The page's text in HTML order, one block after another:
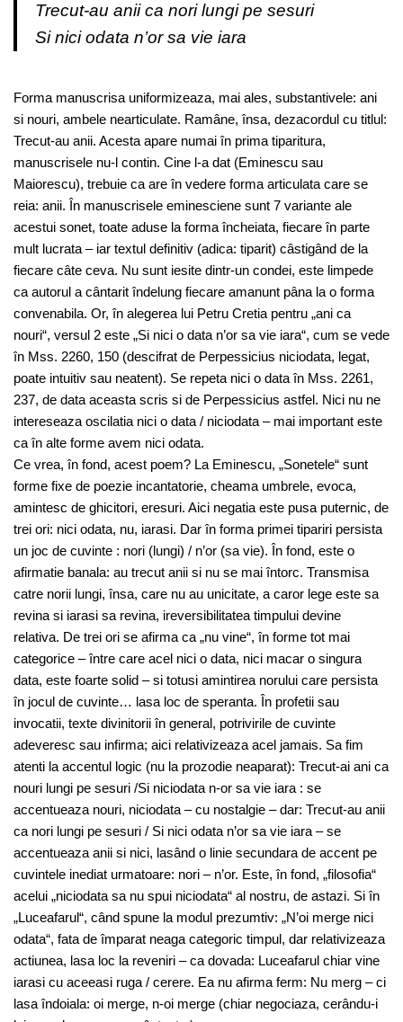
Trecut-au anii ca nori lungi pe sesuri
Si nici odata n’or sa vie iara
Forma manuscrisa uniformizeaza, mai ales, substantivele: ani
si nouri, ambele nearticulate. Ramâne, însa, dezacordul cu titlul:
Trecut-au anii. Acesta apare numai în prima tiparitura,
manuscrisele nu-l contin. Cine l-a dat (Eminescu sau
Maiorescu), trebuie ca are în vedere forma articulata care se
reia: anii. În manuscrisele eminesciene sunt 7 variante ale
acestui sonet, toate aduse la forma încheiata, fiecare în parte
mult lucrata – iar textul definitiv (adica: tiparit) câstigând de la
fiecare câte ceva. Nu sunt iesite dintr-un condei, este limpede
ca autorul a cântarit îndelung fiecare amanunt pâna la o forma
convenabila. Or, în alegerea lui Petru Cretia pentru „ani ca
nouri“, versul 2 este „Si nici o data n’or sa vie iara“, cum se vede
în Mss. 2260, 150 (descifrat de Perpessicius niciodata, legat,
poate intuitiv sau neatent). Se repeta nici o data în Mss. 2261,
237, de data aceasta scris si de Perpessicius astfel. Nici nu ne
intereseaza oscilatia nici o data / niciodata – mai important este
ca în alte forme avem nici odata.
Ce vrea, în fond, acest poem? La Eminescu, „Sonetele“ sunt
forme fixe de poezie incantatorie, cheama umbrele, evoca,
amintesc de ghicitori, eresuri. Aici negatia este pusa puternic, de
trei ori: nici odata, nu, iarasi. Dar în forma primei tipariri persista
un joc de cuvinte : nori (lungi) / n’or (sa vie). În fond, este o
afirmatie banala: au trecut anii si nu se mai întorc. Transmisa
catre norii lungi, însa, care nu au unicitate, a caror lege este sa
revina si iarasi sa revina, ireversibilitatea timpului devine
relativa. De trei ori se afirma ca „nu vine“, în forme tot mai
categorice – între care acel nici o data, nici macar o singura
data, este foarte solid – si totusi amintirea norului care persista
în jocul de cuvinte… lasa loc de speranta. În profetii sau
invocatii, texte divinitorii în general, potrivirile de cuvinte
adeveresc sau infirma; aici relativizeaza acel jamais. Sa fim
atenti la accentul logic (nu la prozodie neaparat): Trecut-ai ani ca
nouri lungi pe sesuri /Si niciodata n-or sa vie iara : se
accentueaza nouri, niciodata – cu nostalgie – dar: Trecut-au anii
ca nori lungi pe sesuri / Si nici odata n’or sa vie iara – se
accentueaza anii si nici, lasând o linie secundara de accent pe
cuvintele inediat urmatoare: nori – n’or. Este, în fond, „filosofia“
acelui „niciodata sa nu spui niciodata“ al nostru, de astazi. Si în
„Luceafarul“, când spune la modul prezumtiv: „N’oi merge nici
odata“, fata de împarat neaga categoric timpul, dar relativizeaza
actiunea, lasa loc la reveniri – ca dovada: Luceafarul chiar vine
iarasi cu aceeasi ruga / cerere. Ea nu afirma ferm: Nu merg – ci
lasa îndoiala: oi merge, n-oi merge (chiar negociaza, cerându-i